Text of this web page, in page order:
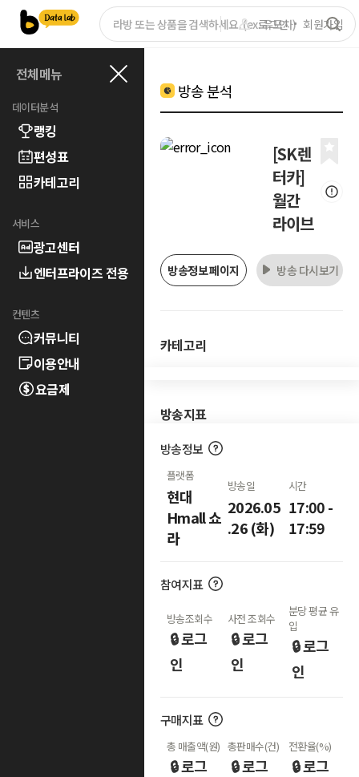
로그인 회원가입
전체메뉴
데이터분석
랭킹
편성표
카테고리
서비스
광고센터
엔터프라이즈 전용
컨텐츠
커뮤니티
이용안내
요금제
방송 분석
[SK렌
터카]
월간
라이브
방송정보 페이지 방송 다시보기
카테고리
방송지표
방송정보
플랫폼
현대
Hmall 쇼
라
방송일
2026.05
.26 (화)
시간
17:00 -
17:59
참여지표
방송조회수
🔒 로그
인
사전 조회수
🔒 로그
인
분당 평균 유
입
🔒 로그
인
구매지표
총 매출액(원)
🔒 로그
총판매수(건)
🔒 로그
전환율(%)
🔒 로그